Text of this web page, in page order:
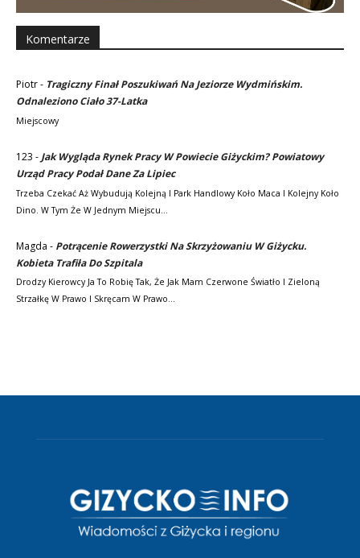
Komentarze
Piotr- Tragiczny Finał Poszukiwań Na Jeziorze Wydmińskim.
Odnaleziono Ciało 37-Latka
Miejscowy
123 - Jak Wygląda Rynek Pracy W Powiecie Giżyckim? Powiatowy
Urząd Pracy Podał Dane Za Lipiec
Trzeba Czekać Aż Wybudują Kolejną I Park Handlowy Koło Maca I Kolejny Koło
Dino. W Tym Że W Jednym Miejscu…
Magda - Potrącenie Rowerzystki Na Skrzyżowaniu W Giżycku.
Kobieta Trafiła Do Szpitala
Drodzy Kierowcy Ja To Robię Tak, Że Jak Mam Czerwone Światło I Zieloną
Strzałkę W Prawo I Skręcam W Prawo…